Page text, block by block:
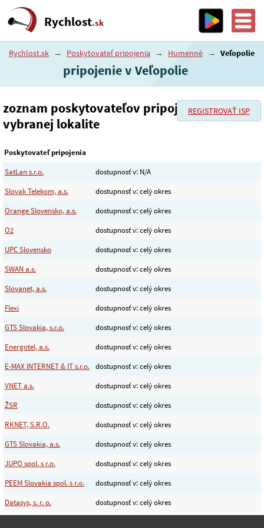
Rychlost.sk
Rychlost.sk → Poskytovateľ pripojenia → Humenné → Veľopolie
pripojenie v Veľopolie
REGISTROVAŤ ISP
zoznam poskytovateľov pripojenia vo
vybranej lokalite
Poskytovateľ pripojenia
SatLan s.r.o.
dostupnosť v: N/A
Slovak Telekom, a.s.
dostupnosť v: celý okres
Orange Slovensko, a.s.
dostupnosť v: celý okres
O2
dostupnosť v: celý okres
UPC Slovensko
dostupnosť v: celý okres
SWAN a.s.
dostupnosť v: celý okres
Slovanet, a.s.
dostupnosť v: celý okres
Flexi
dostupnosť v: celý okres
GTS Slovakia, s.r.o.
dostupnosť v: celý okres
Energotel, a.s.
dostupnosť v: celý okres
E-MAX INTERNET & IT s.r.o. dostupnosť v: celý okres
VNET a.s.
dostupnosť v: celý okres
ŽSR
dostupnosť v: celý okres
RKNET, S.R.O.
dostupnosť v: celý okres
GTS Slovakia, a.s.
dostupnosť v: celý okres
JUPO spol. s r.o.
dostupnosť v: celý okres
PEEM Slovakia spol. s r.o.
dostupnosť v: celý okres
Datasys, s. r. o.
dostupnosť v: celý okres